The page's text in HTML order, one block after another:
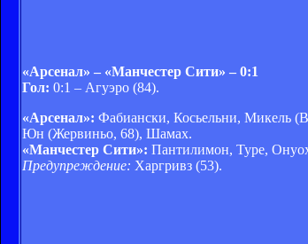
«Арсенал» – «Манчестер Сити» – 0:1
Гол: 0:1 – Агуэро (84).
«Арсенал»: Фабиански, Косьельни, Микель
Юн (Жервиньо, 68), Шамах.
«Манчестер Сити»: Пантилимон, Туре,
Предупреждение: Харгривз (53).